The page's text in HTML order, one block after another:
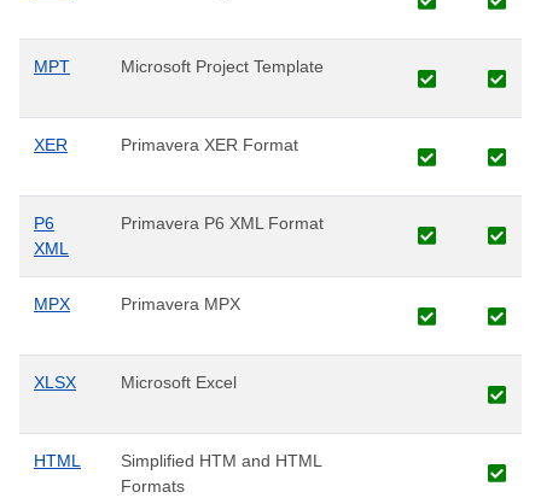
MPT Microsoft Project Template
XER Primavera XER Format
P6
XML
Primavera P6 XML Format
MPX Primavera MPX
XLSX Microsoft Excel
HTML
Simplified HTM and HTML
Formats